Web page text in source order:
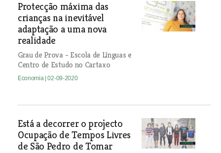
Protecção máxima das
crianças na inevitável
adaptação a uma nova
realidade
Grau de Prova - Escola de Línguas e
Centro de Estudo no Cartaxo
Economia | 02-09-2020
Está a decorrer o projecto
Ocupação de Tempos Livres
de São Pedro de Tomar